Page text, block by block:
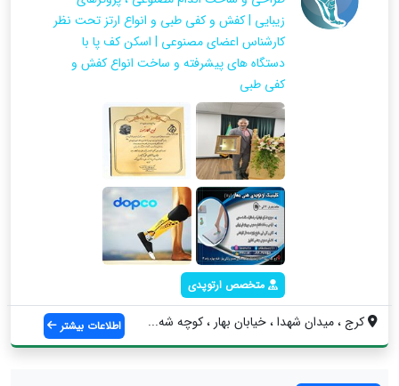
زیبایی | کفش و کفی طبی و انواع ارتز تحت نظر
کارشناس اعضای مصنوعی | اسکن کف پا با
دستگاه های پیشرفته و ساخت انواع کفش و
کفی طبی
متخصص ارتوپدی
کرج ، میدان شهدا ، خیابان بهار ، کوچه شه... اطلاعات بیشتر